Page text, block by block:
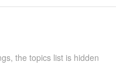
the topics list is hidden